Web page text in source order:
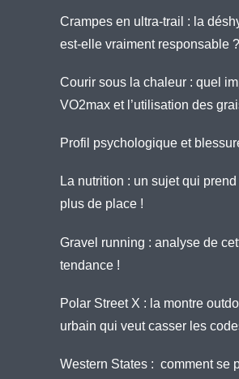
Crampes en ultra-trail : la
est-elle vraiment responsable ?
Courir sous la chaleur : quel
VO2max et l’utilisation des
Profil psychologique et
La nutrition : un sujet qui
plus de place !
Gravel running : analyse de
tendance !
Polar Street X : la montre
urbain qui veut casser les
Western States : comment se